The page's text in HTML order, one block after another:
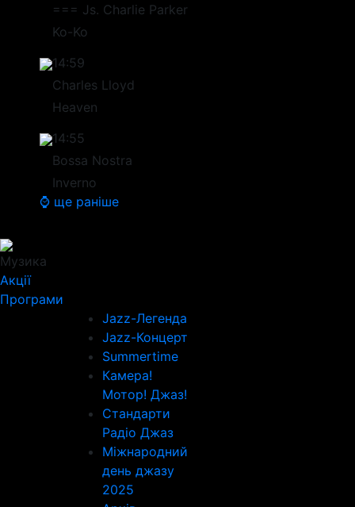
=== Js. Charlie Parker
Ko-Ko
14:59
Charles Lloyd
Heaven
14:55
Bossa Nostra
Inverno
⌚ ще раніше
Музика
Акції
Програми
Jazz-Легенда
Jazz-Концерт
Summertime
Камера!
Мотор! Джаз!
Стандарти
Радіо Джаз
Міжнародний
день джазу
2025